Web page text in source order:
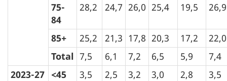
75-
84
28,2 24,7 26,0 25,4 19,5 26,9
85+ 25,2 21,3 17,8 20,3 17,2
22,0
Total 7,5 6,1 7,2 6,5 5,9
7,4
2023-27 <45 3,5 2,5 3,2 3,0 2,8
3,5